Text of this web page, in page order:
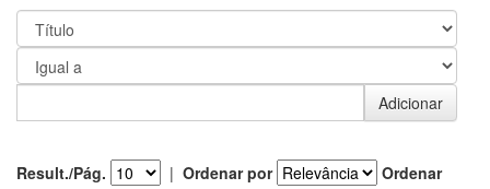
Result./Pág. | Ordenar por
Ordenar